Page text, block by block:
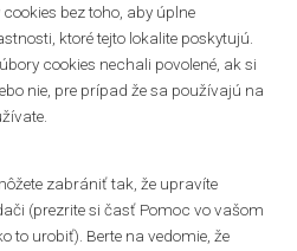
bez toho, aby úplne
ktoré tejto lokalite poskytujú.
cookies nechali povolené, ak si
nie, pre prípad že sa používajú na
zabrániť tak, že upravíte
(prezrite si časť Pomoc vo vašom
to urobiť). Berte na vedomie, že